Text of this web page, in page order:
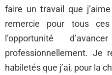
faire un travail que
remercie pour tous
l’opportunité
professionnellement. Je
habiletés que j’ai, pour la